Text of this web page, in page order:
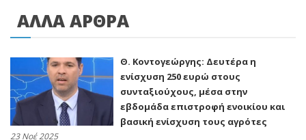
ΑΛΛΑ ΑΡΘΡΑ
Θ. Κοντογεώργης: Δευτέρα η
ενίσχυση 250 ευρώ στους
συνταξιούχους, μέσα στην
εβδομάδα επιστροφή ενοικίου και
βασική ενίσχυση τους αγρότες
23 Νοέ 2025